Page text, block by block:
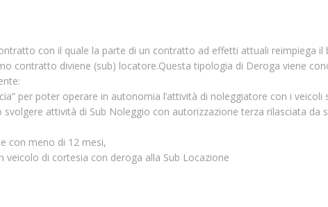
con il quale la parte di un contratto ad effetti attuali reimpiega il
contratto diviene (sub) locatore.Questa tipologia di Deroga viene
per poter operare in autonomia l’attività di noleggiatore con i
attività di Sub Noleggio con autorizzazione terza rilasciata da
con meno di 12 mesi,
di cortesia con deroga alla Sub Locazione